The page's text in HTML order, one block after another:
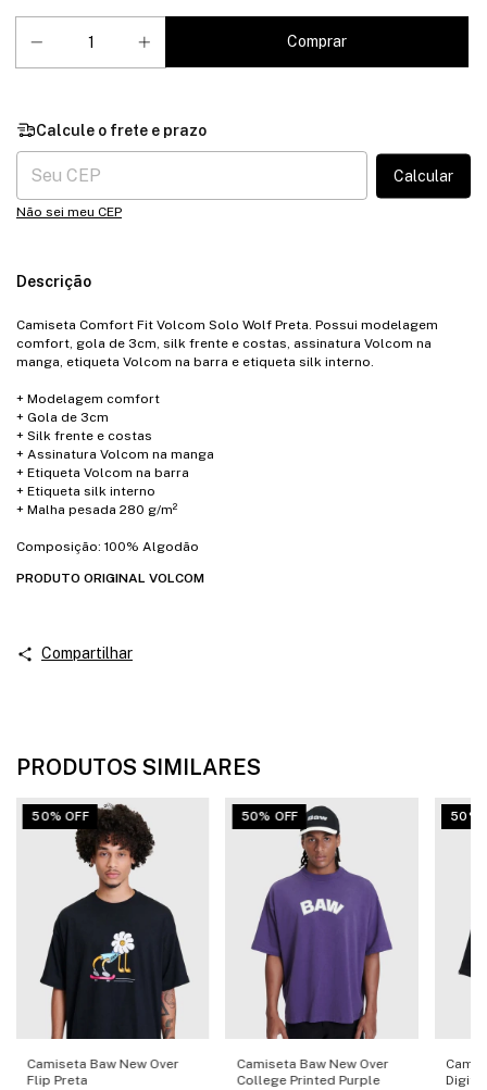
Entregas para o CEP:
Calcular
Não sei meu CEP
Descrição
Camiseta Comfort Fit Volcom Solo Wolf Preta. Possui modelagem
comfort, gola de 3cm, silk frente e costas, assinatura Volcom na
manga, etiqueta Volcom na barra e etiqueta silk interno.
+ Modelagem comfort
+ Gola de 3cm
+ Silk frente e costas
+ Assinatura Volcom na manga
+ Etiqueta Volcom na barra
+ Etiqueta silk interno
+ Malha pesada 280 g/m²
Composição: 100% Algodão
PRODUTO ORIGINAL VOLCOM
Compartilhar
PRODUTOS SIMILARES
Camiseta Baw New Over
Flip Preta
50% OFF
Camiseta Baw New Over
College Printed Purple
50% OFF 50%